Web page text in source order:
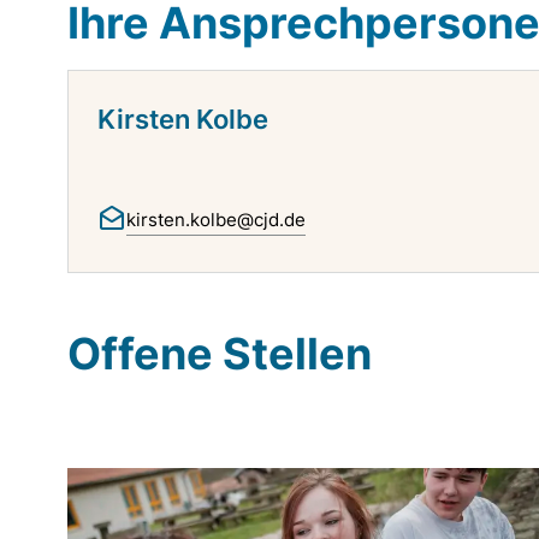
Ihre
Kirsten Kolbe
kirsten.kolbe@cjd.de
Offene Stellen